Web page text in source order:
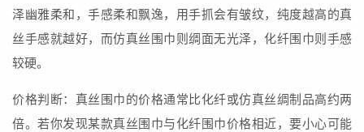
泽幽雅柔和，手感柔和飘逸，用手抓会有皱纹，纯度越高的真
丝手感就越好，而仿真丝围巾则绸面无光泽，化纤围巾则手感
较硬。
价格判断：真丝围巾的价格通常比化纤或仿真丝绸制品高约两
倍。若你发现某款真丝围巾与化纤围巾价格相近，要小心可能